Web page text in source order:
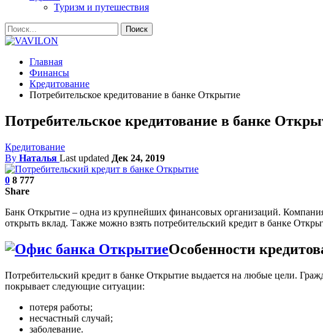
Туризм и путешествия
Главная
Финансы
Кредитование
Потребительское кредитование в банке Открытие
Потребительское кредитование в банке
Кредитование
By Наталья Last updated Дек 24, 2019
0 8 777
Share
Банк Открытие – одна из крупнейших финансовых организаций.
открыть вклад. Также можно взять потребительский кредит в банке
Особенности
Потребительский кредит в банке Открытие выдается на любые цели.
покрывает следующие ситуации:
потеря работы;
несчастный случай;
заболевание.